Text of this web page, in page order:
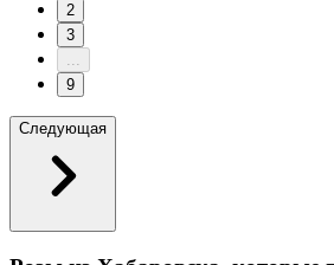
2
3
...
9
Следующая